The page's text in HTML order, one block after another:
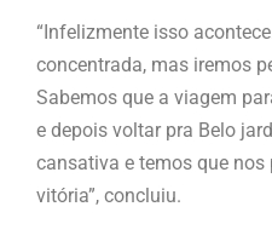
“Infelizmente isso
concentrada, mas iremos
Sabemos que a viagem
e depois voltar pra Belo
cansativa e temos que nos
vitória”, concluiu.